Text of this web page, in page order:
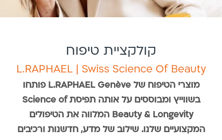
קולקציית טיפוח
L.RAPHAEL | Swiss Science Of Beauty
מוצרי הטיפוח של L.RAPHAEL Genève פותחו
בשווייץ ומבוססים על אותה תפיסת Science of
Beauty & Longevity המלווה את הטיפולים
המקצועיים שלנו. שילוב של מדע, חדשנות ורכיבים